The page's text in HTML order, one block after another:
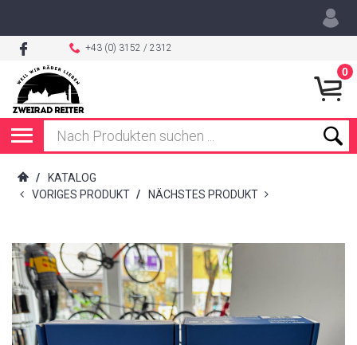
+43 (0) 3152 / 2312
0
/
KATALOG
VORIGES PRODUKT / NÄCHSTES PRODUKT